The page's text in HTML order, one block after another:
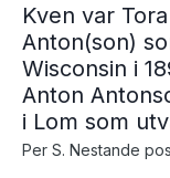
Kven var
Anton(son)
Wisconsin i
Anton
i Lom som
Per S. Nestande